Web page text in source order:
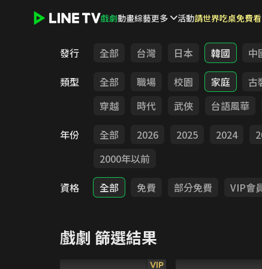
戲劇動畫綜藝更多 活動請世界吃桌免費看
發行 全部 台灣 日本 韓國 中
類型
全部 職場 校園 家庭 古
穿越
時代 武俠 台語風華
年份
全部 2026 2025 2024
2000年以前
資格
全部 免費 部分免費 VIP會
戲劇 篩選結果
VIP